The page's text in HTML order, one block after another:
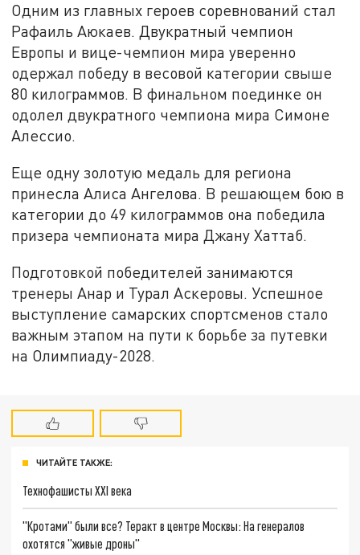
Одним из главных героев соревнований стал
Рафаиль Аюкаев. Двукратный чемпион
Европы и вице-чемпион мира уверенно
одержал победу в весовой категории свыше
80 килограммов. В финальном поединке он
одолел двукратного чемпиона мира Симоне
Алессио.
Еще одну золотую медаль для региона
принесла Алиса Ангелова. В решающем бою в
категории до 49 килограммов она победила
призера чемпионата мира Джану Хаттаб.
Подготовкой победителей занимаются
тренеры Анар и Турал Аскеровы. Успешное
выступление самарских спортсменов стало
важным этапом на пути к борьбе за путевки
на Олимпиаду-2028.
ЧИТАЙТЕ ТАКЖЕ:
Технофашисты XXI века
"Кротами" были все? Теракт в центре Москвы: На генералов
охотятся "живые дроны"